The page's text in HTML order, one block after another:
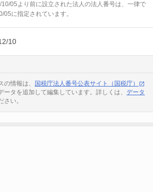
05より前に設立された法人の法人番号は、一律で
05に指定されています。
10
情報は、
国税庁法人番号公表サイト（国税庁）
ータを追加して編集しています。詳しくは、 データ
さい。